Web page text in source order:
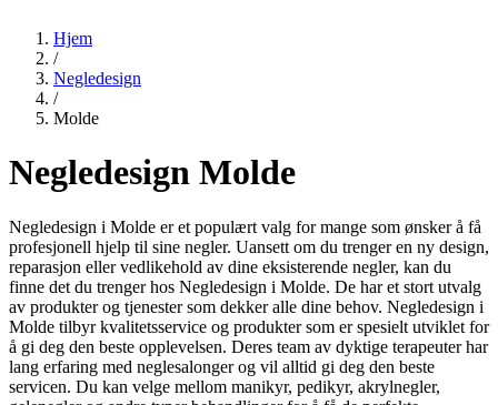
Hjem
/
Negledesign
/
Molde
Negledesign Molde
Negledesign i Molde er et populært valg for mange som ønsker å få
profesjonell hjelp til sine negler. Uansett om du trenger en ny design,
reparasjon eller vedlikehold av dine eksisterende negler, kan du
finne det du trenger hos Negledesign i Molde. De har et stort utvalg
av produkter og tjenester som dekker alle dine behov. Negledesign i
Molde tilbyr kvalitetsservice og produkter som er spesielt utviklet for
å gi deg den beste opplevelsen. Deres team av dyktige terapeuter har
lang erfaring med neglesalonger og vil alltid gi deg den beste
servicen. Du kan velge mellom manikyr, pedikyr, akrylnegler,